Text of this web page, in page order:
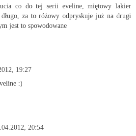
co do tej serii eveline, miętowy lakier
za to różowy odpryskuje już na drugi
jest to spowodowane
19:27
:)
20:54